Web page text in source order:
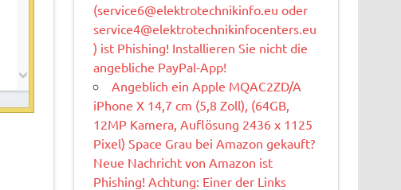
(service6@elektrotechnikinfo.eu oder
service4@elektrotechnikinfocenters.eu
) ist Phishing! Installieren Sie nicht die
angebliche PayPal-App!
Angeblich ein Apple MQAC2ZD/A
iPhone X 14,7 cm (5,8 Zoll), (64GB,
12MP Kamera, Auflösung 2436 x 1125
Pixel) Space Grau bei Amazon gekauft?
Neue Nachricht von Amazon ist
Phishing! Achtung: Einer der Links